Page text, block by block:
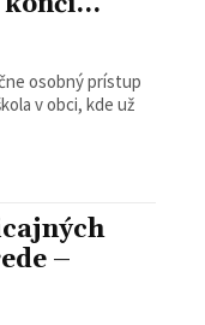
osobný prístup
v obci, kde už
–